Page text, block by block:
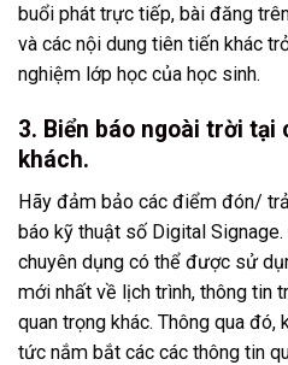
buổi phát trực tiếp, bài đăng
và các nội dung tiên tiến khác
nghiệm lớp học của học sinh.
3. Biển báo ngoài trời
khách.
Hãy đảm bảo các điểm đón/
báo kỹ thuật số Digital
chuyên dụng có thể được sử
mới nhất về lịch trình, thông tin
quan trọng khác. Thông qua đó,
tức nắm bắt các các thông tin